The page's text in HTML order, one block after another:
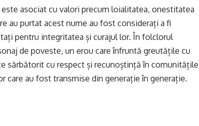
asociat cu valori precum loialitatea, onestitatea
au purtat acest nume au fost considerați a fi
pentru integritatea și curajul lor. În folclorul
de poveste, un erou care înfruntă greutățile cu
sărbătorit cu respect și recunoștință în comunitățile
care au fost transmise din generație în generație.